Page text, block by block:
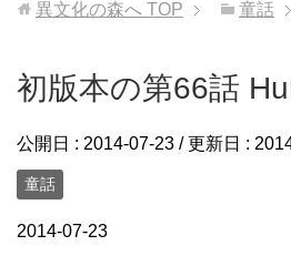
異文化の森へ TOP 童話
初版本の第66話
公開日 : 2014-07-23 / 更新日 :
童話
2014-07-23